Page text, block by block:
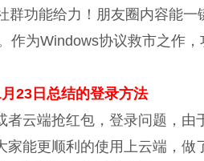
群功能给力！朋友圈内容能
作为Windows协议救市之作
23日总结的登录方法
者云端抢红包，登录问题，由
家能更顺利的使用上云端，